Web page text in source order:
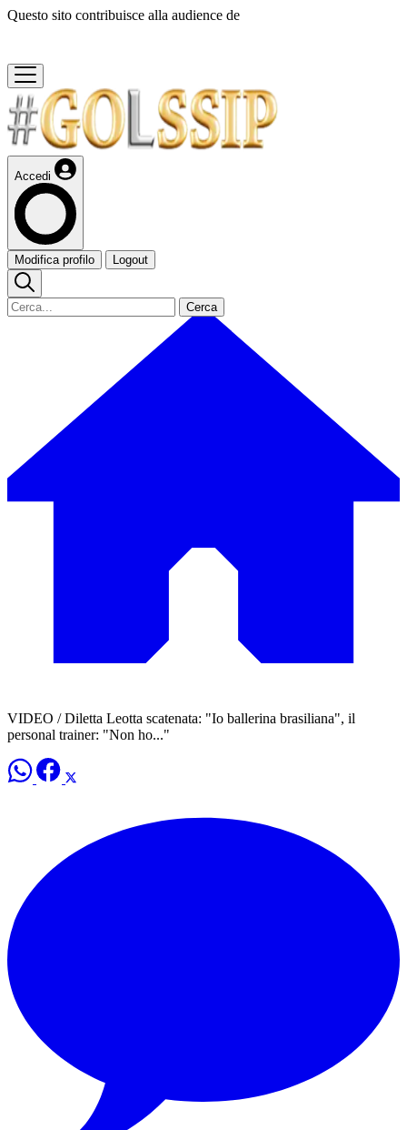
Questo sito contribuisce alla audience de
Accedi
Modifica profilo Logout
Cerca
VIDEO / Diletta Leotta scatenata: "Io ballerina brasiliana", il
personal trainer: "Non ho..."